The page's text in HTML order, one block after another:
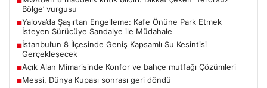
Bölge’ vurgusu
■Yalova’da Şaşırtan Engelleme: Kafe Önüne Park Etmek
İsteyen Sürücüye Sandalye ile Müdahale
■İstanbul’un 8 İlçesinde Geniş Kapsamlı Su Kesintisi
Gerçekleşecek
■Açık Alan Mimarisinde Konfor ve bahçe mutfağı Çözümleri
■Messi, Dünya Kupası sonrası geri döndü